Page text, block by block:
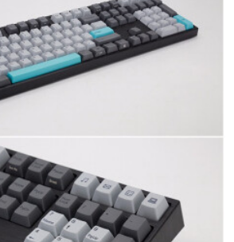
フィールドフィール
ド
320深空灰(光
な)CHERRY軸